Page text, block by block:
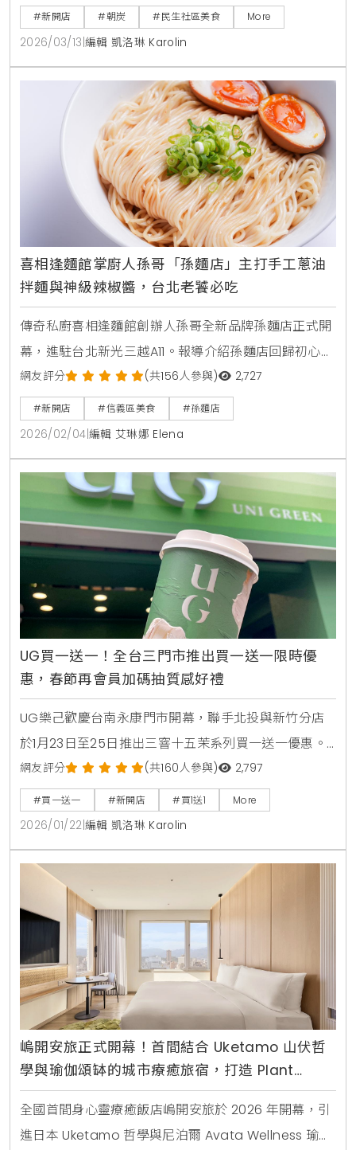
並提供白飯、味噌湯免費續碗，是台北富錦街不容錯過
的職人級日式美食。
#新開店 #朝炭 #民生社區美食 More
2026/03/13 編輯 凱洛琳 Karolin
喜相逢麵館掌廚人孫哥「孫麵店」主打手工蔥油
拌麵與神級辣椒醬，台北老饕必吃
傳奇私廚喜相逢麵館創辦人孫哥全新品牌孫麵店正式開
幕，進駐台北新光三越A11。報導介紹孫麵店回歸初心的
品牌理念，主打極致工法的手工蔥油拌麵、炸醬麵及多
款招牌小菜，並推出神級孫辣椒醬伴手禮，為信義區帶
來深具職人底蘊的生活美食選擇。
網友評分 (共156人參與) 2,727
#新開店 #信義區美食 #孫麵店
2026/02/04 編輯 艾琳娜 Elena
UG買一送一！全台三門市推出買一送一限時優
惠，春節再會員加碼抽質感好禮
UG樂己歡慶台南永康門市開幕，聯手北投與新竹分店
於1月23日至25日推出三窨十五茉系列買一送一優惠。
同步發表全新「鎏金茉影」藝術杯身，並舉辦會員感謝
祭，消費滿額即有機會抽中SONY降噪耳機與Le Labo
護手霜等多項質感好禮。
網友評分 (共160人參與) 2,797
#買一送一 #新開店 #買1送1 More
2026/01/22 編輯 凱洛琳 Karolin
嵨開安旅正式開幕！首間結合 Uketamo 山伏哲
學與瑜伽頌缽的城市療癒旅宿，打造 Plant
Forward 健康飲食與純淨住宿體驗
全國首間身心靈療癒飯店嵨開安旅於 2026 年開幕，引
進日本 Uketamo 哲學與尼泊爾 Avata Wellness 瑜